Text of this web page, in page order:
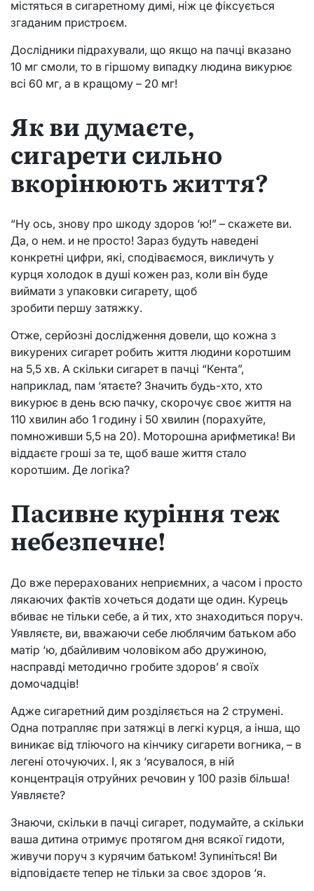
містяться в сигаретному димі, ніж це фіксується
згаданим пристроєм.
Дослідники підрахували, що якщо на пачці вказано
10 мг смоли, то в гіршому випадку людина викурює
всі 60 мг, а в кращому – 20 мг!
Як ви думаєте,
сигарети сильно
вкорінюють життя?
“Ну ось, знову про шкоду здоров ‘ю!” – скажете ви.
Да, о нем. и не просто! Зараз будуть наведені
конкретні цифри, які, сподіваємося, викличуть у
курця холодок в душі кожен раз, коли він буде
виймати з упаковки сигарету, щоб
зробити першу затяжку.
Отже, серйозні дослідження довели, що кожна з
викурених сигарет робить життя людини коротшим
на 5,5 хв. А скільки сигарет в пачці “Кента”,
наприклад, пам ‘ятаєте? Значить будь-хто, хто
викурює в день всю пачку, скорочує своє життя на
110 хвилин або 1 годину і 50 хвилин (порахуйте,
помноживши 5,5 на 20). Моторошна арифметика! Ви
віддаєте гроші за те, щоб ваше життя стало
коротшим. Де логіка?
Пасивне куріння теж
небезпечне!
До вже перерахованих неприємних, а часом і просто
лякаючих фактів хочеться додати ще один. Курець
вбиває не тільки себе, а й тих, хто знаходиться поруч.
Уявляєте, ви, вважаючи себе люблячим батьком або
матір ‘ю, дбайливим чоловіком або дружиною,
насправді методично гробите здоров’ я своїх
домочадців!
Адже сигаретний дим розділяється на 2 струмені.
Одна потрапляє при затяжці в легкі курця, а інша, що
виникає від тліючого на кінчику сигарети вогника, – в
легені оточуючих. І, як з ‘ясувалося, в ній
концентрація отруйних речовин у 100 разів більша!
Уявляєте?
Знаючи, скільки в пачці сигарет, подумайте, а скільки
ваша дитина отримує протягом дня всякої гидоти,
живучи поруч з курячим батьком! Зупиніться! Ви
відповідаєте тепер не тільки за своє здоров ‘я.